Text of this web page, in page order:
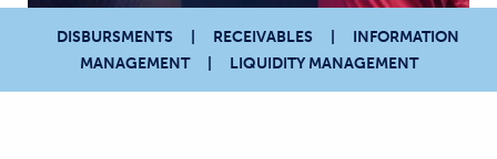
DISBURSMENTS RECEIVABLES
INFORMATION
MANAGEMENT
LIQUIDITY MANAGEMENT